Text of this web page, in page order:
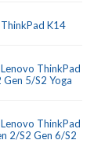
K14
ThinkPad
5/S2 Yoga
ThinkPad
2/S2 Gen 6/S2